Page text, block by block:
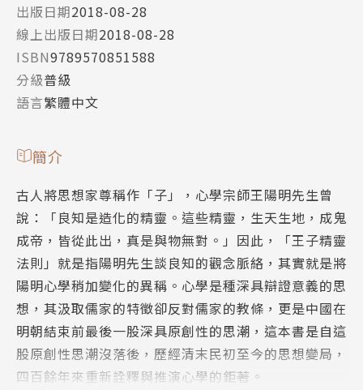
出版日期2018-08-28
線上出版日期2018-08-28
ISBN9789570851588
分級普級
語言繁體中文
簡介
古人將思想家尊稱作「子」，心學宗師王陽明先生曾
說：「良知是造化的精靈。這些精靈，生天生地，成鬼
成帝，皆從此出，真是與物無對。」因此，「王子精靈
法則」就是指陽明先生談良知的觀念脈絡，其實就是將
陽明心學稍加變化的異稱。心學是種深具辯證意義的思
想，其汲取儒家的特徵卻反對儒家的教條，更是中國在
明朝結束前最後一股深具原創性的思潮，這本書是自這
股原創性思潮沒落後，歷經清末民初至今的思想變局，
四百餘年來重新詮釋與推演心學的鉅著。